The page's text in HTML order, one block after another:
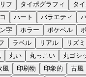
フ タイポグラフィ タ
ハート バラエティ
字 ホラー ポケベル
ラベル リアル リズ
丸い 丸っこい 丸ゴシ
風 印刷物 印象的 古風